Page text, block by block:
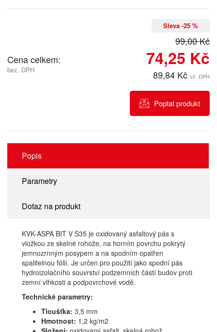
Sleva -25 %
99,00 Kč
Cena celkem:
bez. DPH
74,25 Kč
89,84 Kč vč. DPH
Poptat produkt
Popis
Parametry
Dotaz na produkt
KVK-ASPA BIT V S35 je oxidovaný asfaltový pás s
vložkou ze skelné rohože, na horním povrchu pokrytý
jemnozrnným posypem a na spodním opatřen
spalitelnou fólií. Je určen pro použití jako spodní pás
hydroizolačního souvrství podzemních částí budov proti
zemní vlhkosti a podpovrchové vodě.
Technické parametry:
Tloušťka: 3,5 mm
Hmotnost: 1,2 kg/m2